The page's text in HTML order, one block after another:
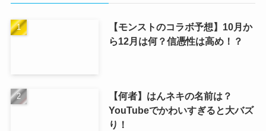
【モンストのコラボ予想】10月か
ら12月は何？信憑性は高め！？
【何者】はんネキの名前は？
YouTubeでかわいすぎると大バズ
り！